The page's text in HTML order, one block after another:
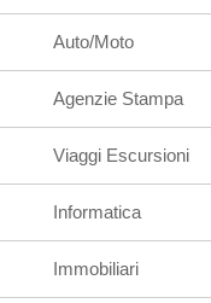
Auto/Moto
Agenzie Stampa
Viaggi Escursioni
Informatica
Immobiliari